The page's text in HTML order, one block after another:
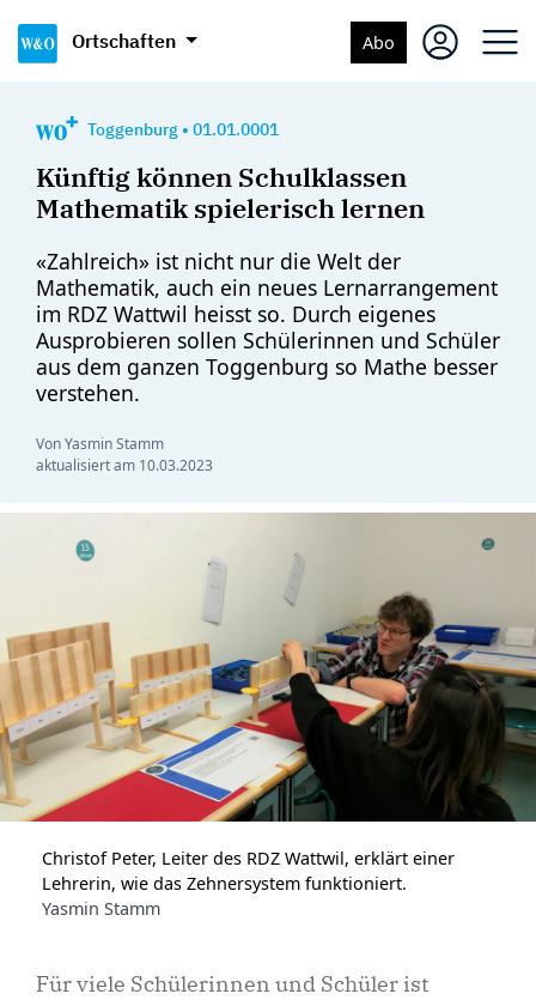
Ortschaften Abo
Toggenburg • 01.01.0001
Künftig können Schulklassen
Mathematik spielerisch lernen
«Zahlreich» ist nicht nur die Welt der
Mathematik, auch ein neues Lernarrangement
im RDZ Wattwil heisst so. Durch eigenes
Ausprobieren sollen Schülerinnen und Schüler
aus dem ganzen Toggenburg so Mathe besser
verstehen.
Von Yasmin Stamm
aktualisiert am 10.03.2023
Christof Peter, Leiter des RDZ Wattwil, erklärt einer
Lehrerin, wie das Zehnersystem funktioniert.
Yasmin Stamm
Für viele Schülerinnen und Schüler ist